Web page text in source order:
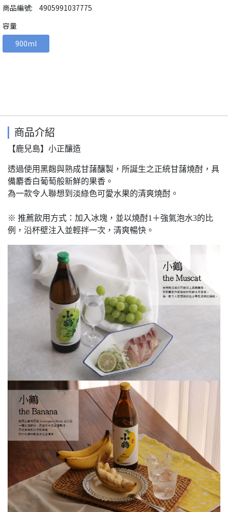
商品編號:
4905991037775
容量
900ml
商品介紹
【鹿兒島】小正釀造
透過使用黑麴與熟成甘藷釀製，所誕生之正統甘藷燒酎，具
備麝香白葡萄般新鮮的果香。
為一款令人聯想到淡綠色可愛水果的清爽燒酎。
※ 推薦飲用方式：加入冰塊，並以燒酎1＋強氣泡水3的比
例，沿杯壁注入並輕拌一次，清爽暢快。